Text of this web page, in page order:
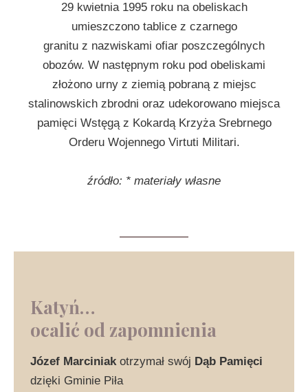
29 kwietnia 1995 roku na obeliskach
umieszczono tablice z czarnego
granitu z nazwiskami ofiar poszczególnych
obozów. W następnym roku pod obeliskami
złożono urny z ziemią pobraną z miejsc
stalinowskich zbrodni oraz udekorowano miejsca
pamięci Wstęgą z Kokardą Krzyża Srebrnego
Orderu Wojennego Virtuti Militari.
źródło: * materiały własne
Katyń…
ocalić od zapomnienia
Józef Marciniak otrzymał swój Dąb Pamięci
dzięki Gminie Piła